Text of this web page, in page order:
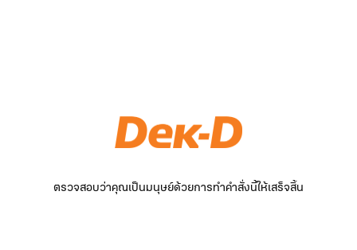
ตรวจสอบว่าคุณเป็นมนุษย์ด้วยการทำคำสั่งนี้ให้เสร็จสิ้น